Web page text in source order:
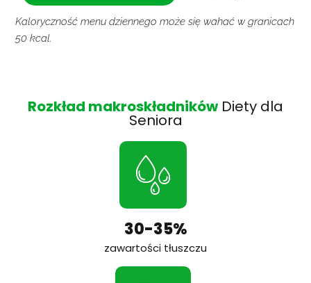
Kaloryczność menu dziennego może się wahać w granicach
50 kcal.
Rozkład makroskładnikówDiety dla
Seniora
30-35%
zawartości tłuszczu